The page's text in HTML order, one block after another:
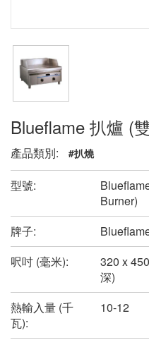
Blueflame 扒爐 (
產品類別: #扒燒
型號:
Burner)
牌子:
呎吋 (毫米):
320 x
深)
熱輸入量 (千
瓦):
10-12